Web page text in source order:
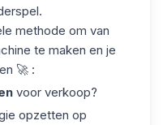
methode om van
te maken en je
🚀 :
voor verkoop?
opzetten op